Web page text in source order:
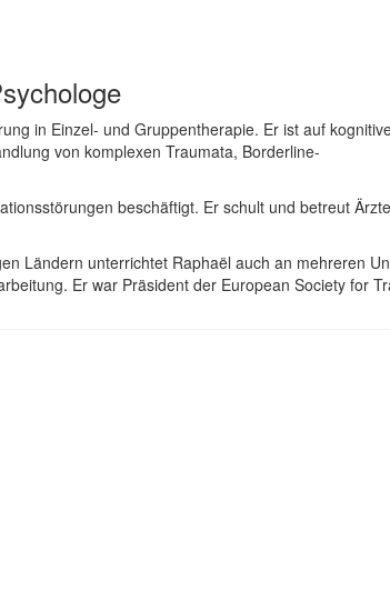
in Einzel- und Gruppentherapie. Er ist auf
von komplexen Traumata, Borderline-
beschäftigt. Er schult und betreut
Ländern unterrichtet Raphaël auch an mehreren
Er war Präsident der European Society for